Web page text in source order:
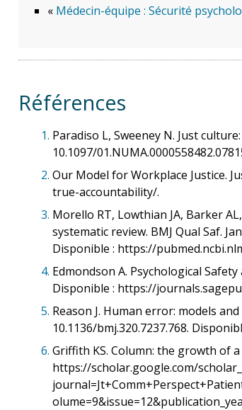
« Médecin-équipe : Sécurité
Références
1. Paradiso L, Sweeney N. Just
10.1097/
2. Our Model for Workplace Justice.
true-accountability/.
3. Morello RT, Lowthian JA, Barker
systematic review. BMJ Qual Saf.
Disponible : https://
4. Edmondson A. Psychological
Disponible : https://
5. Reason J. Human error: models
10.1136/bmj.320.7237.768.
6. Griffith KS. Column: the growth of a
https://scholar.google.com/